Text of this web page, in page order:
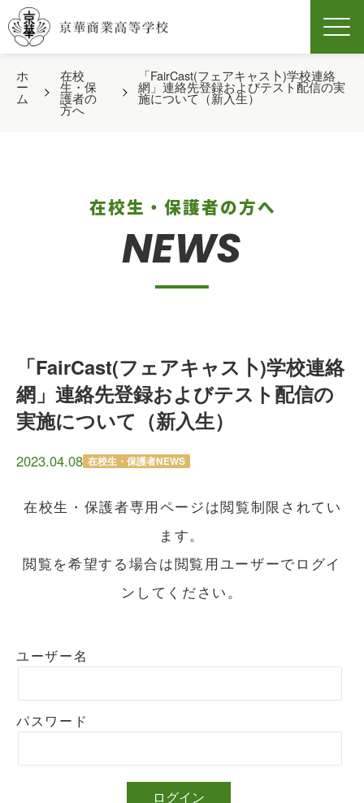
ホ
ー
ム
在校
生・保
護者の
方へ
「FairCast(フェアキャス卜)学校連絡
網」連絡先登録およびテスト配信の実
施について（新入生）
在校生・保護者の方へ
NEWS
「FairCast(フェアキャス卜)学校連絡
網」連絡先登録およびテスト配信の
実施について（新入生）
2023.04.08 在校生・保護者NEWS
在校生・保護者専用ページは閲覧制限されてい
ます。
閲覧を希望する場合は閲覧用ユーザーでログイ
ンしてください。
ユーザー名
パスワード